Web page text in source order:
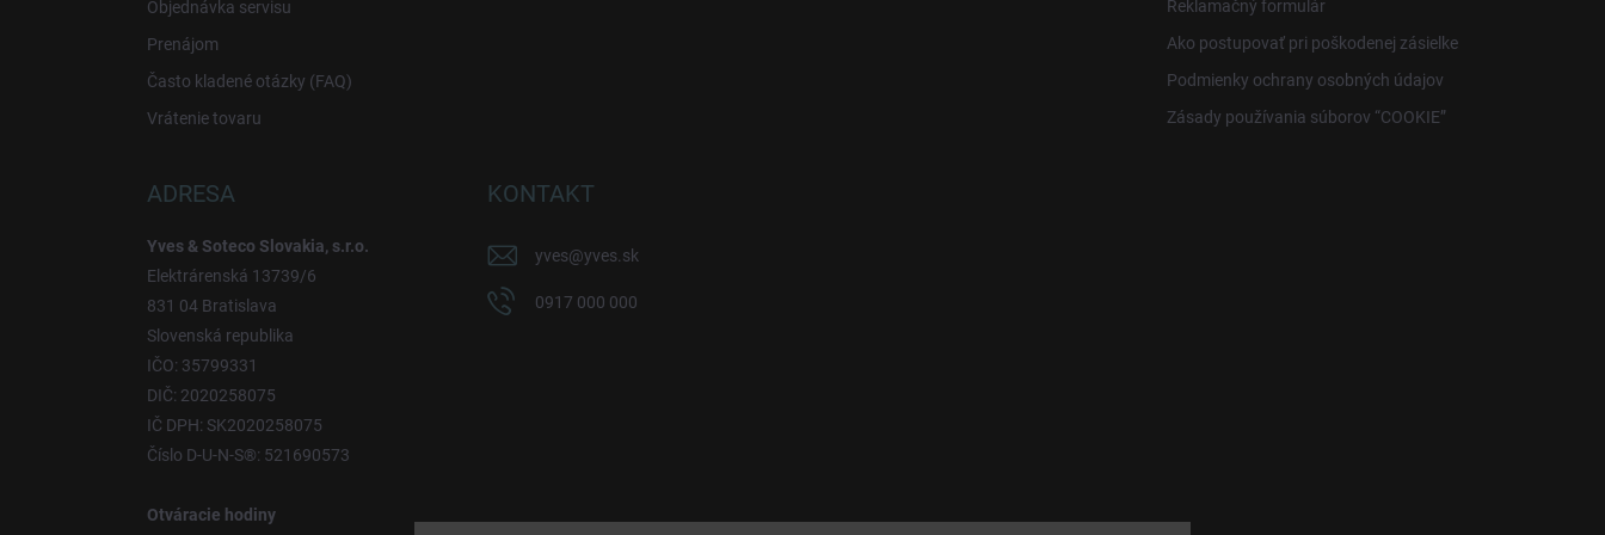
Objednávka servisu
Prenájom
Často kladené otázky (FAQ)
Vrátenie tovaru
Reklamačný formulár
Ako postupovať pri poškodenej zásielke
Podmienky ochrany osobných údajov
Zásady používania súborov “COOKIE”
ADRESA
Yves & Soteco Slovakia, s.r.o.
Elektrárenská 13739/6
831 04 Bratislava
Slovenská republika
IČO: 35799331
DIČ: 2020258075
IČ DPH: SK2020258075
Číslo D-U-N-S®: 521690573
Otváracie hodiny
KONTAKT
yves@yves.sk
0917 000 000